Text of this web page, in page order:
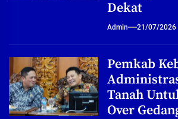
Dekat
Admin 21/07/2026
Pemkab
Tanah
Over